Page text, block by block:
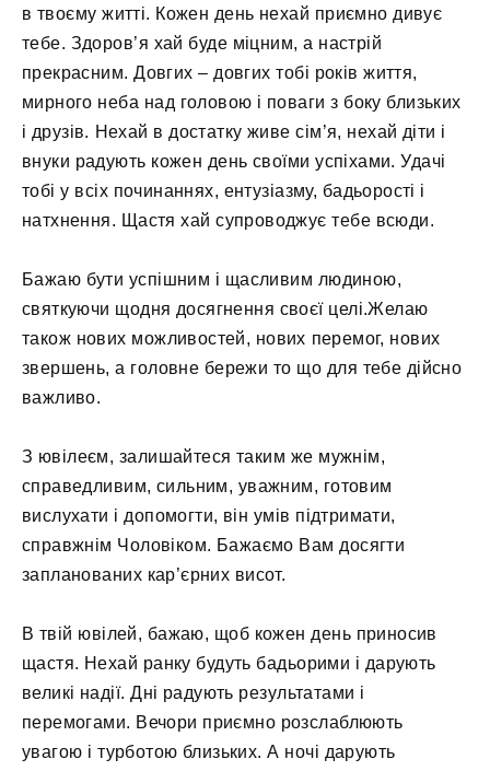
в твоєму житті. Кожен день нехай приємно дивує
тебе. Здоров’я хай буде міцним, а настрій
прекрасним. Довгих – довгих тобі років життя,
мирного неба над головою і поваги з боку близьких
і друзів. Нехай в достатку живе сім’я, нехай діти і
внуки радують кожен день своїми успіхами. Удачі
тобі у всіх починаннях, ентузіазму, бадьорості і
натхнення. Щастя хай супроводжує тебе всюди.
Бажаю бути успішним і щасливим людиною,
святкуючи щодня досягнення своєї целі.Желаю
також нових можливостей, нових перемог, нових
звершень, а головне бережи то що для тебе дійсно
важливо.
З ювілеєм, залишайтеся таким же мужнім,
справедливим, сильним, уважним, готовим
вислухати і допомогти, він умів підтримати,
справжнім Чоловіком. Бажаємо Вам досягти
запланованих кар’єрних висот.
В твій ювілей, бажаю, щоб кожен день приносив
щастя. Нехай ранку будуть бадьорими і дарують
великі надії. Дні радують результатами і
перемогами. Вечори приємно розслаблюють
увагою і турботою близьких. А ночі дарують